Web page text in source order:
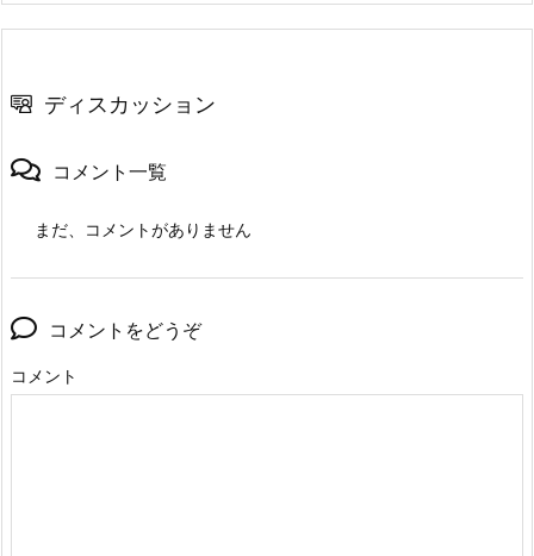
ディスカッション
コメント一覧
まだ、コメントがありません
コメントをどうぞ
コメント